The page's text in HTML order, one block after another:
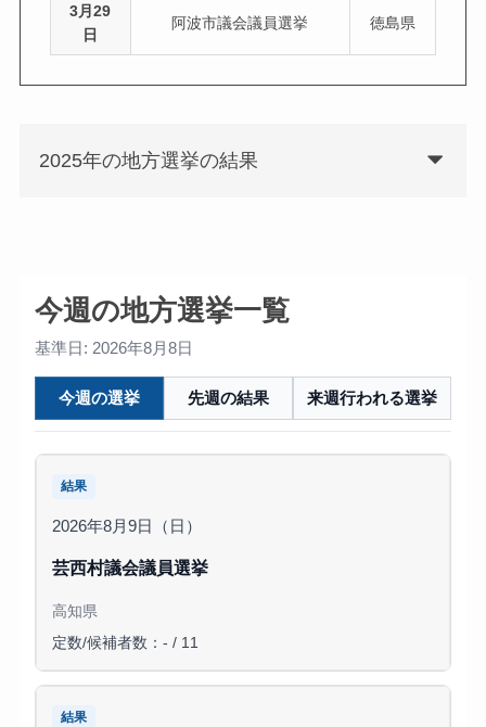
3月29
日
阿波市議会議員選挙 徳島県
2025年の地方選挙の結果
今週の地方選挙一覧
基準日: 2026年8月8日
今週の選挙 先週の結果 来週行われる選挙
結果
2026年8月9日（日）
芸西村議会議員選挙
高知県
定数/候補者数：- / 11
結果